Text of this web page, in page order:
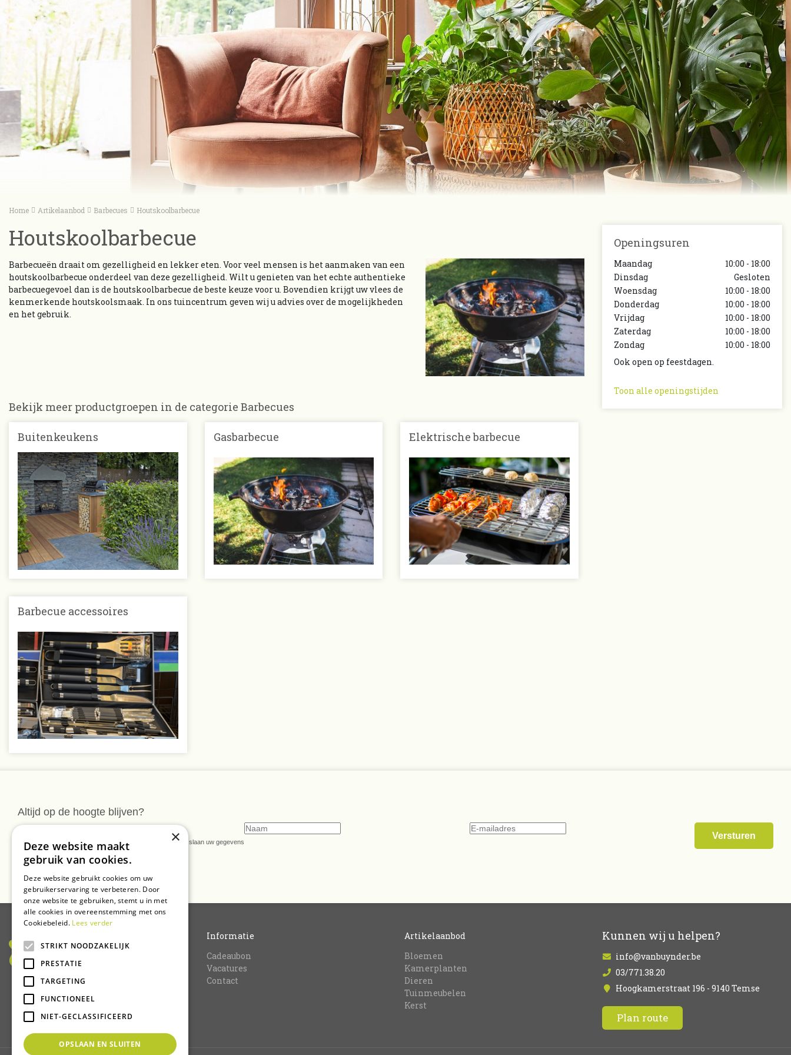
Home Artikelaanbod Barbecues Houtskoolbarbecue
Houtskoolbarbecue
Barbecueën draait om gezelligheid en lekker eten. Voor veel mensen is het aanmaken van een
houtskoolbarbecue onderdeel van deze gezelligheid. Wilt u genieten van het echte authentieke
barbecuegevoel dan is de houtskoolbarbecue de beste keuze voor u. Bovendien krijgt uw vlees de
kenmerkende houtskoolsmaak. In ons tuincentrum geven wij u advies over de mogelijkheden
en het gebruik.
Bekijk meer productgroepen in de categorie Barbecues
Buitenkeukens Gasbarbecue Elektrische barbecue
Barbecue accessoires
Openingsuren
Maandag
10:00 - 18:00
Dinsdag
Gesloten
Woensdag
10:00 - 18:00
Donderdag
10:00 - 18:00
Vrijdag
10:00 - 18:00
Zaterdag
10:00 - 18:00
Zondag
10:00 - 18:00
Ook open op feestdagen.
Toon alle openingstijden
Altijd op de hoogte blijven?
* U kunt de nieuwsbrief ongeveer wekelijks verwachten. Wij slaan uw gegevens
secuur op conform onzeprivacy verklaring.
Informatie
Cadeaubon
Vacatures
Contact
Artikelaanbod
Bloemen
Kamerplanten
Dieren
Tuinmeubelen
Kerst
Kunnen wij u helpen?
info@vanbuynder.be
03/771.38.20
Hoogkamerstraat 196 - 9140 Temse
Plan route
×
Deze website maakt
gebruik van cookies.
Deze website gebruikt cookies om uw
gebruikerservaring te verbeteren. Door
onze website te gebruiken, stemt u in met
alle cookies in overeenstemming met ons
Cookiebeleid. Lees verder
STRIKT NOODZAKELIJK
PRESTATIE
TARGETING
FUNCTIONEEL
NIET-GECLASSIFICEERD
OPSLAAN EN SLUITEN